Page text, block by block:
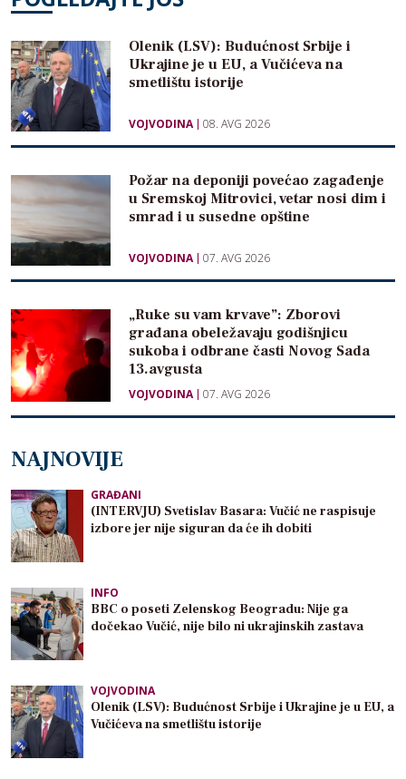
Olenik (LSV): Budućnost Srbije i
Ukrajine je u EU, a Vučićeva na
smetlištu istorije
VOJVODINA 08. AVG 2026
Požar na deponiji povećao zagađenje
u Sremskoj Mitrovici, vetar nosi dim i
smrad i u susedne opštine
VOJVODINA 07. AVG 2026
„Ruke su vam krvave”: Zborovi
građana obeležavaju godišnjicu
sukoba i odbrane časti Novog Sada
13.avgusta
VOJVODINA 07. AVG 2026
NAJNOVIJE
GRAĐANI
(INTERVJU) Svetislav Basara: Vučić ne raspisuje
izbore jer nije siguran da će ih dobiti
INFO
BBC o poseti Zelenskog Beogradu: Nije ga
dočekao Vučić, nije bilo ni ukrajinskih zastava
VOJVODINA
Olenik (LSV): Budućnost Srbije i Ukrajine je u EU, a
Vučićeva na smetlištu istorije